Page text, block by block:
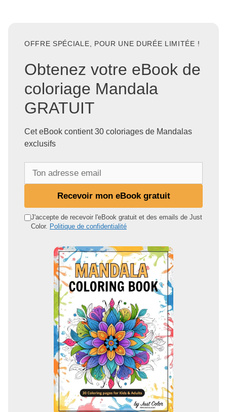
OFFRE SPÉCIALE, POUR UNE DURÉE LIMITÉE !
Obtenez votre eBook de
coloriage Mandala
GRATUIT
Cet eBook contient 30 coloriages de Mandalas
exclusifs
d
Recevoir mon eBook gratuit
J'accepte de recevoir l'eBook gratuit et des emails de Just
Color. Politique de confidentialité